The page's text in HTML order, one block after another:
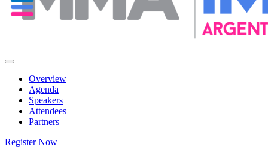
Overview
Agenda
Speakers
Attendees
Partners
Register Now